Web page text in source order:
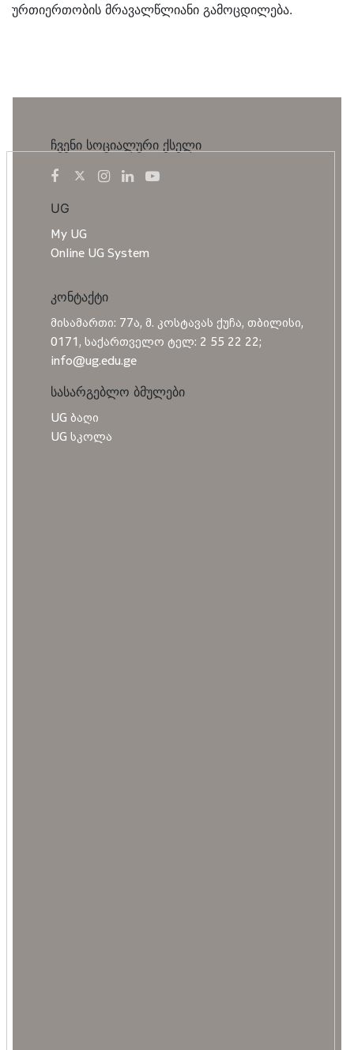
ურთიერთობის მრავალწლიანი გამოცდილება.
ჩვენი სოციალური ქსელი
UG
My UG
Online UG System
კონტაქტი
მისამართი: 77ა, მ. კოსტავას ქუჩა, თბილისი,
0171, საქართველო ტელ: 2 55 22 22;
info@ug.edu.ge
სასარგებლო ბმულები
UG ბაღი
UG სკოლა